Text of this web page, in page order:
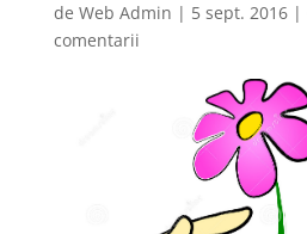
de Web Admin | 5 sept. 2016|
comentarii